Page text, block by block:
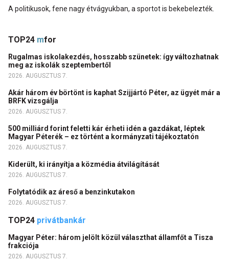
A politikusok, fene nagy étvágyukban, a sportot is bekebelezték.
TOP24 mfor
Rugalmas iskolakezdés, hosszabb szünetek: így változhatnak
meg az iskolák szeptembertől
2026. AUGUSZTUS 7.
Akár három év börtönt is kaphat Szijjártó Péter, az ügyét már a
BRFK vizsgálja
2026. AUGUSZTUS 7.
500 milliárd forint feletti kár érheti idén a gazdákat, léptek
Magyar Péterék – ez történt a kormányzati tájékoztatón
2026. AUGUSZTUS 7.
Kiderült, ki irányítja a közmédia átvilágítását
2026. AUGUSZTUS 7.
Folytatódik az áreső a benzinkutakon
2026. AUGUSZTUS 7.
TOP24 privátbankár
Magyar Péter: három jelölt közül választhat államfőt a Tisza
frakciója
2026. AUGUSZTUS 7.